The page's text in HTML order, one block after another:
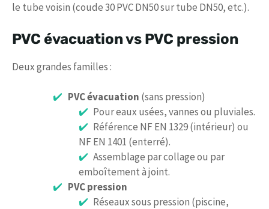
le tube voisin (coude 30 PVC DN50 sur tube DN50, etc.).
PVC évacuation vs PVC pression
Deux grandes familles :
PVC évacuation (sans pression)
Pour eaux usées, vannes ou pluviales.
Référence NF EN 1329 (intérieur) ou
NF EN 1401 (enterré).
Assemblage par collage ou par
emboîtement à joint.
PVC pression
Réseaux sous pression (piscine,